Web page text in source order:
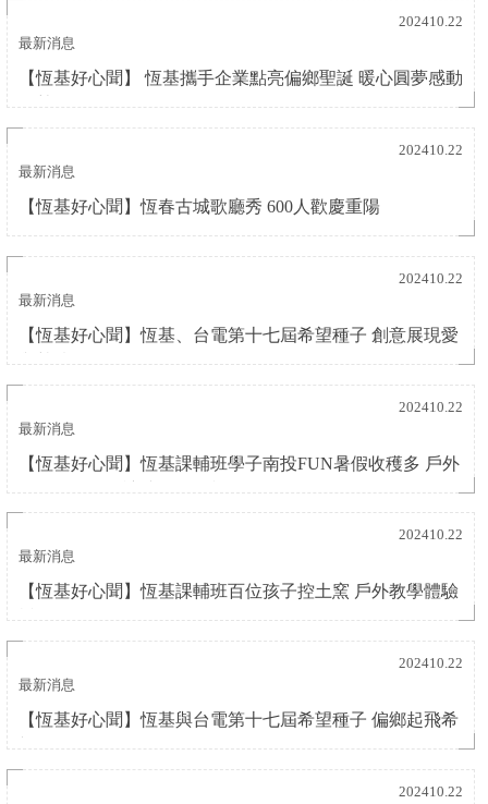
202410.22
最新消息
【恆基好心聞】 恆基攜手企業點亮偏鄉聖誕 暖心圓夢感動
弱勢
202410.22
最新消息
【恆基好心聞】恆春古城歌廳秀 600人歡慶重陽
202410.22
最新消息
【恆基好心聞】恆基、台電第十七屆希望種子 創意展現愛
與熱情
202410.22
最新消息
【恆基好心聞】恆基課輔班學子南投FUN暑假收穫多 戶外
教學多元活動讓孩子打開視野
202410.22
最新消息
【恆基好心聞】恆基課輔班百位孩子控土窯 戶外教學體驗
樂趣多
202410.22
最新消息
【恆基好心聞】恆基與台電第十七屆希望種子 偏鄉起飛希
望啟程
202410.22